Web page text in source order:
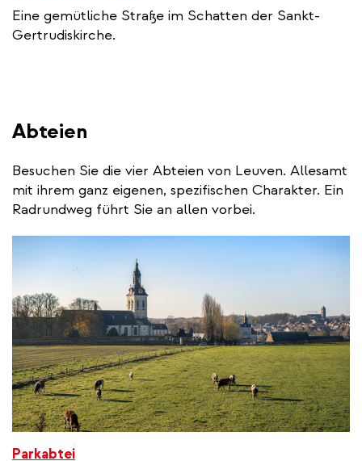
Eine gemütliche Straße im Schatten der Sankt-
Gertrudiskirche.
Abteien
Besuchen Sie die vier Abteien von Leuven. Allesamt
mit ihrem ganz eigenen, spezifischen Charakter. Ein
Radrundweg führt Sie an allen vorbei.
Parkabtei